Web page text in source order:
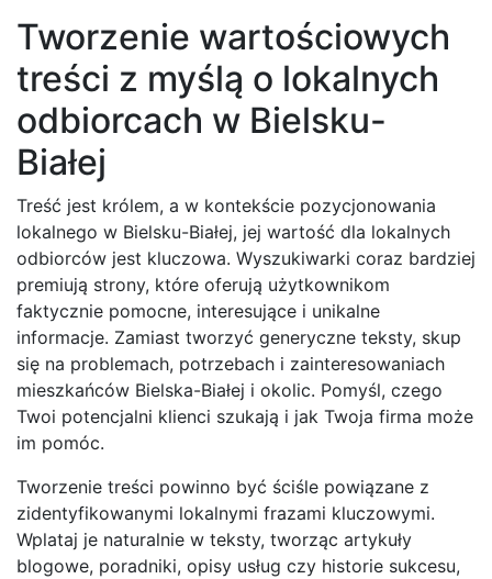
Tworzenie wartościowych
treści z myślą o lokalnych
odbiorcach w Bielsku-
Białej
Treść jest królem, a w kontekście pozycjonowania
lokalnego w Bielsku-Białej, jej wartość dla lokalnych
odbiorców jest kluczowa. Wyszukiwarki coraz bardziej
premiują strony, które oferują użytkownikom
faktycznie pomocne, interesujące i unikalne
informacje. Zamiast tworzyć generyczne teksty, skup
się na problemach, potrzebach i zainteresowaniach
mieszkańców Bielska-Białej i okolic. Pomyśl, czego
Twoi potencjalni klienci szukają i jak Twoja firma może
im pomóc.
Tworzenie treści powinno być ściśle powiązane z
zidentyfikowanymi lokalnymi frazami kluczowymi.
Wplataj je naturalnie w teksty, tworząc artykuły
blogowe, poradniki, opisy usług czy historie sukcesu,